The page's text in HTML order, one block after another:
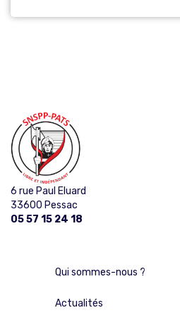
6 rue Paul Eluard
33600 Pessac
05 57 15 24 18
Qui sommes-nous ?
Actualités